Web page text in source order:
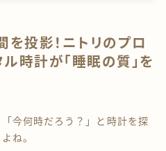
を投影！ニトリのプロ
時計が「睡眠の質」を
今何時だろう？」と時計を探
ね。